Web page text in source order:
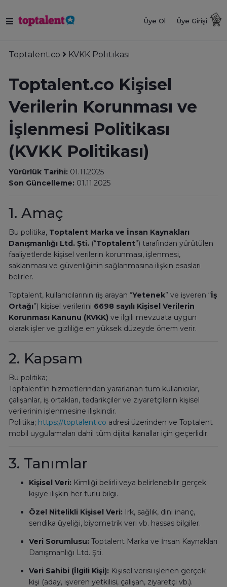
Üye Ol Üye Girişi
Toptalent.co KVKK Politikasi
Toptalent.co Kişisel
Verilerin Korunması ve
İşlenmesi Politikası
(KVKK Politikası)
Yürürlük Tarihi: 01.11.2025
Son Güncelleme: 01.11.2025
1. Amaç
Bu politika, Toptalent Marka ve İnsan Kaynakları
Danışmanlığı Ltd. Şti. (“Toptalent”) tarafından yürütülen
faaliyetlerde kişisel verilerin korunması, işlenmesi,
saklanması ve güvenliğinin sağlanmasına ilişkin esasları
belirler.
Toptalent, kullanıcılarının (iş arayan “Yetenek” ve işveren “İş
Ortağı”) kişisel verilerini 6698 sayılı Kişisel Verilerin
Korunması Kanunu (KVKK) ve ilgili mevzuata uygun
olarak işler ve gizliliğe en yüksek düzeyde önem verir.
2. Kapsam
Bu politika;
Toptalent’in hizmetlerinden yararlanan tüm kullanıcılar,
çalışanlar, iş ortakları, tedarikçiler ve ziyaretçilerin kişisel
verilerinin işlenmesine ilişkindir.
Politika; https://toptalent.co adresi üzerinden ve Toptalent
mobil uygulamaları dahil tüm dijital kanallar için geçerlidir.
3. Tanımlar
Kişisel Veri: Kimliği belirli veya belirlenebilir gerçek
kişiye ilişkin her türlü bilgi.
Özel Nitelikli Kişisel Veri: Irk, sağlık, dini inanç,
sendika üyeliği, biyometrik veri vb. hassas bilgiler.
Veri Sorumlusu: Toptalent Marka ve İnsan Kaynakları
Danışmanlığı Ltd. Şti.
Veri Sahibi (İlgili Kişi): Kişisel verisi işlenen gerçek
kişi (aday, işveren yetkilisi, çalışan, ziyaretçi vb.).